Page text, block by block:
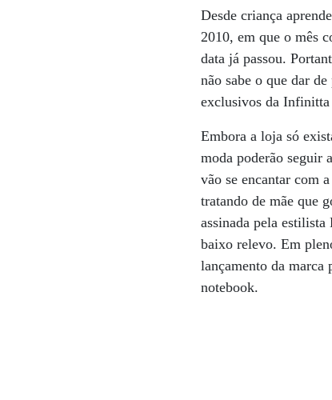
Desde criança
2010, em que o mês
data já passou.
não sabe o que dar
exclusivos da
Embora a loja só
moda poderão seguir
vão se encantar com
tratando de mãe que
assinada pela
baixo relevo. Em
lançamento da marca
notebook.